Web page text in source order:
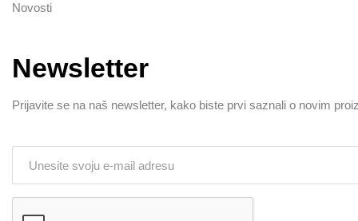
Novosti
Newsletter
Prijavite se na naš newsletter, kako biste prvi saznali o novim